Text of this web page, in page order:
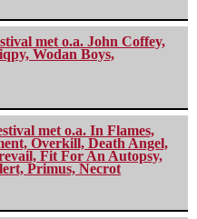
met o.a. John Coffey,
Wodan Boys,
met o.a. In Flames,
Overkill, Death Angel,
Fit For An Autopsy,
Primus, Necrot